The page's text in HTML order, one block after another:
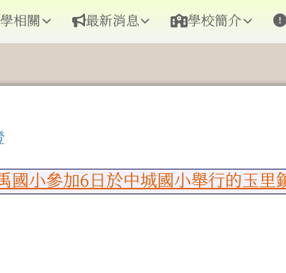
相關 最新消息 學校簡介
容
小參加6日於中城國小舉行的玉里